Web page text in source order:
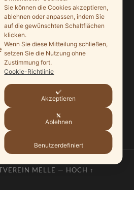
im Grönegau-Museum
des offenen Denkmals“
in die Zukunft
MELLE — HOCH ↑
Sie können die Cookies akzeptieren,
ablehnen oder anpassen, indem Sie
auf die gewünschten Schaltflächen
klicken.
Wenn Sie diese Mitteilung schließen,
setzen Sie die Nutzung ohne
Zustimmung fort.
Cookie-Richtlinie
Akzeptieren
Ablehnen
Benutzerdefiniert